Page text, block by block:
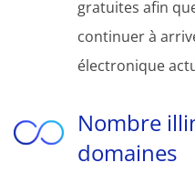
gratuites afin
continuer à
électronique
Nombre
domaines